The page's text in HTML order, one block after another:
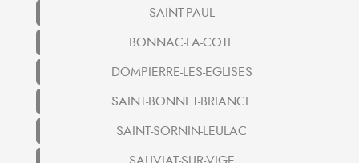
SAINT-PAUL
BONNAC-LA-COTE
DOMPIERRE-LES-EGLISES
SAINT-BONNET-BRIANCE
SAINT-SORNIN-LEULAC